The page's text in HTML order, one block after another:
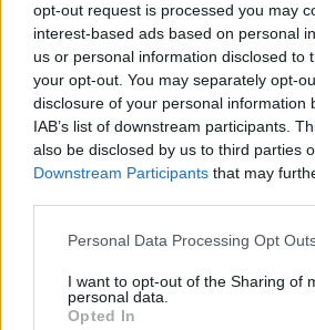
opt-out request is processed you may
interest-based ads based on personal
us or personal information disclosed to
your opt-out. You may separately opt-
disclosure of your personal information
IAB’s list of downstream participants.
also be disclosed by us to third parties
Downstream Participants that may
Please note that this website/app uses
not limited to your visit or usage
grant or deny consent to Google and its
Personal Data Processing Opt
I want to opt-out of the Sharing of
personal data.
Opted In